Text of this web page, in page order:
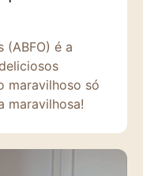
(ABFO) é a
maravilhoso só
maravilhosa!